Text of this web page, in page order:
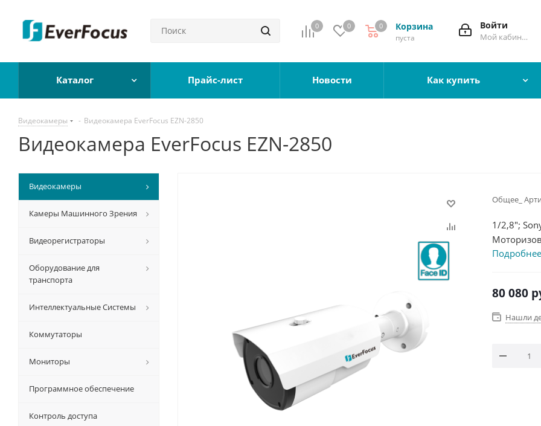
0 0 Корзина
пуста
0 Войти
Мой кабинет
Каталог Прайс-лист Новости Как купить
Видеокамеры - Видеокамера EverFocus EZN-2850
Видеокамера EverFocus EZN-2850
Общее_
1/2,8";
H.265;
Подробнее
80 080
Нашли
Видеокамеры
Камеры Машинного Зрения
Видеорегистраторы
Оборудование для
транспорта
Интеллектуальные Системы
Коммутаторы
Мониторы
Программное обеспечение
Контроль доступа